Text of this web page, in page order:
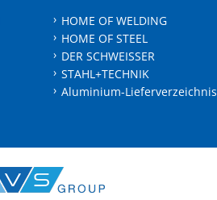
HOME OF WELDING
HOME OF STEEL
DER SCHWEISSER
STAHL+TECHNIK
Aluminium-Lieferverzeichnis